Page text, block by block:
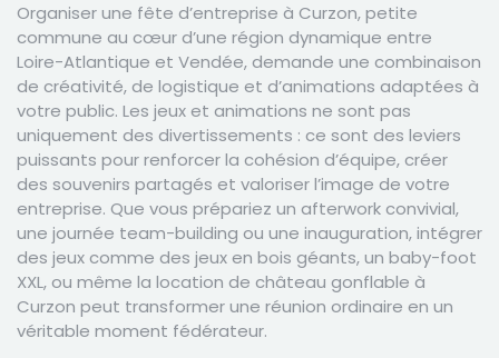
Organiser une fête d’entreprise à Curzon, petite
commune au cœur d’une région dynamique entre
Loire-Atlantique et Vendée, demande une combinaison
de créativité, de logistique et d’animations adaptées à
votre public. Les jeux et animations ne sont pas
uniquement des divertissements : ce sont des leviers
puissants pour renforcer la cohésion d’équipe, créer
des souvenirs partagés et valoriser l’image de votre
entreprise. Que vous prépariez un afterwork convivial,
une journée team-building ou une inauguration, intégrer
des jeux comme des jeux en bois géants, un baby-foot
XXL, ou même la location de château gonflable à
Curzon peut transformer une réunion ordinaire en un
véritable moment fédérateur.